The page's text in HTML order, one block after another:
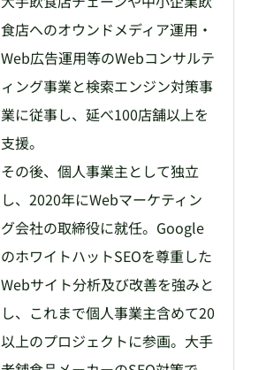
食店へのオウンドメディア運用・
Web広告運用等のWebコンサルテ
ィング事業と検索エンジン対策事
業に従事し、延べ100店舗以上を
支援。
その後、個人事業主として独立
し、2020年にWebマーケティン
グ会社の取締役に就任。Google
のホワイトハットSEOを尊重した
Webサイト分析及び改善を強みと
し、これまで個人事業主含めて20
以上のプロジェクトに参画。大手